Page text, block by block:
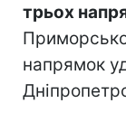
трьох
напрямок